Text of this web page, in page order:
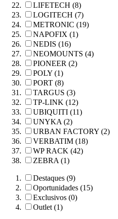
LIFETECH (8)
LOGITECH (7)
METRONIC (19)
NAPOFIX (1)
NEDIS (16)
NEOMOUNTS (4)
PIONEER (2)
POLY (1)
PORT (8)
TARGUS (3)
TP-LINK (12)
UBIQUITI (11)
UNYKA (2)
URBAN FACTORY (2)
VERBATIM (18)
WP RACK (42)
ZEBRA (1)
Destaques (9)
Oportunidades (15)
Exclusivos (0)
Outlet (1)